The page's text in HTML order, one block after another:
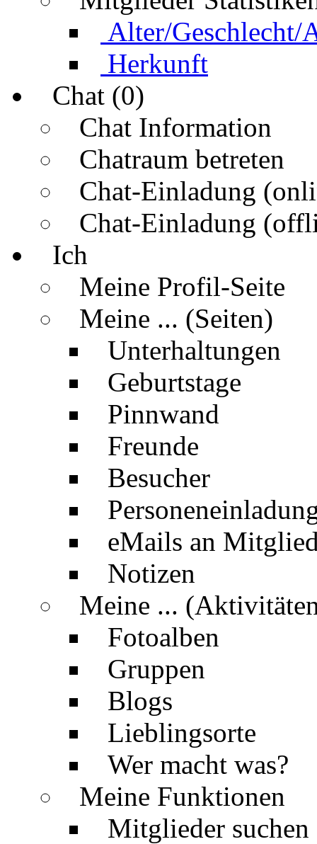
Alter/Geschlecht/
Herkunft
Chat (0)
Chat Information
Chatraum betreten
Chat-Einladung
Chat-Einladung
Ich
Meine Profil-Seite
Meine ... (Seiten)
Unterhaltungen
Geburtstage
Pinnwand
Freunde
Besucher
eMails an
Notizen
Meine ...
Fotoalben
Gruppen
Blogs
Lieblingsorte
Wer macht was?
Meine Funktionen
Mitglieder suchen